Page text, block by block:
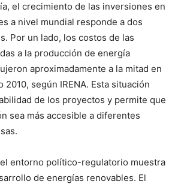
el crecimiento de las inversiones en
a nivel mundial responde a dos
Por un lado, los costos de las
a la producción de energía
aproximadamente a la mitad en
2010, según IRENA. Esta situación
de los proyectos y permite que
sea más accesible a diferentes
entorno político-regulatorio muestra
de energías renovables. El